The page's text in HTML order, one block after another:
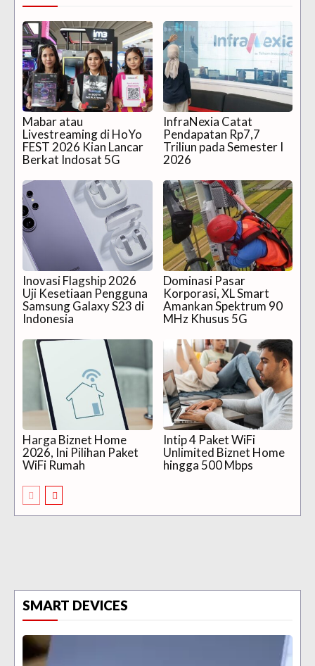
Mabar atau
Livestreaming di HoYo
FEST 2026 Kian Lancar
Berkat Indosat 5G
InfraNexia Catat
Pendapatan Rp7,7
Triliun pada Semester I
2026
Inovasi Flagship 2026
Uji Kesetiaan Pengguna
Samsung Galaxy S23 di
Indonesia
Dominasi Pasar
Korporasi, XL Smart
Amankan Spektrum 90
MHz Khusus 5G
Harga Biznet Home
2026, Ini Pilihan Paket
WiFi Rumah
Intip 4 Paket WiFi
Unlimited Biznet Home
hingga 500 Mbps
SMART DEVICES